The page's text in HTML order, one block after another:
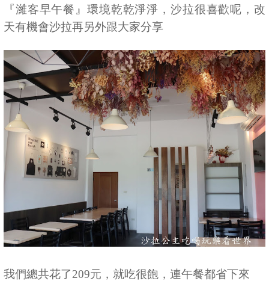
『濰客早午餐』環境乾乾淨淨，沙拉很喜歡呢，改
天有機會沙拉再另外跟大家分享
我們總共花了209元，就吃很飽，連午餐都省下來